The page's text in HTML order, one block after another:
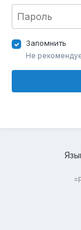
Запомнить
Не
=